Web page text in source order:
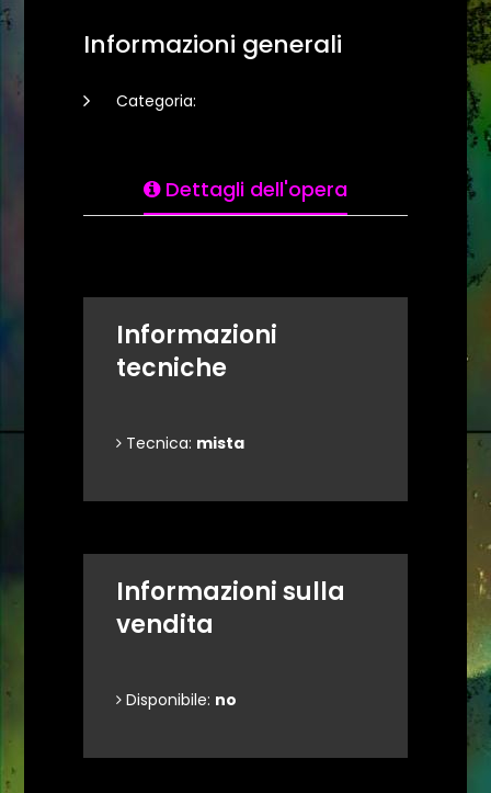
Informazioni generali
Categoria:
Dettagli dell'opera
Informazioni
tecniche
Tecnica: mista
Informazioni sulla
vendita
Disponibile: no